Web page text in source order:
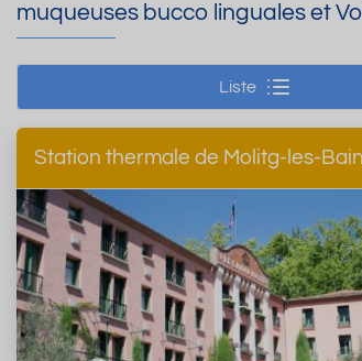
muqueuses bucco linguales et
Liste
Station thermale de Molitg-les-